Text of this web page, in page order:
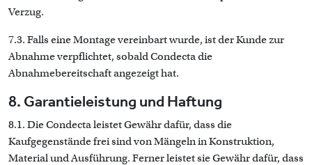
Verzug.
7.3. Falls eine Montage vereinbart wurde, ist der Kunde zur
Abnahme verpflichtet, sobald Condecta die
Abnahmebereitschaft angezeigt hat.
8. Garantieleistung und Haftung
8.1. Die Condecta leistet Gewähr dafür, dass die
Kaufgegenstände frei sind von Mängeln in Konstruktion,
Material und Ausführung. Ferner leistet sie Gewähr dafür, dass